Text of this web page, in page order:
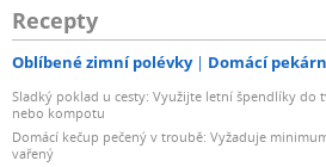
Recepty
Oblíbené zimní polévky Domácí
Sladký poklad u cesty: Využijte letní špendlíky do
nebo kompotu
Domácí kečup pečený v troubě: Vyžaduje
vařený